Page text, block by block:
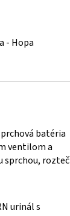
- Hopa
batéria
ventilom a
sprchou, rozteč
urinál s